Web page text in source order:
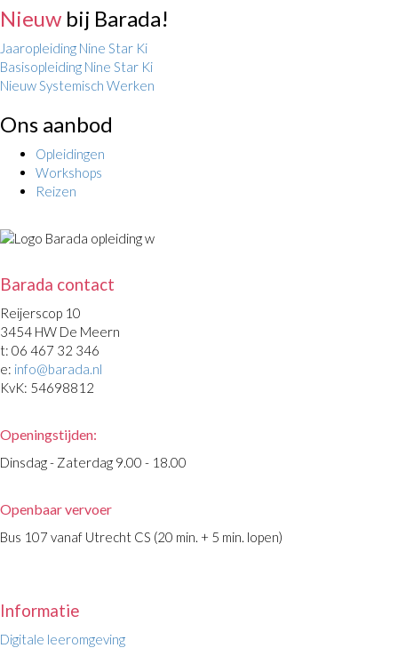
Nieuw bij Barada!
Jaaropleiding Nine Star Ki
Basisopleiding Nine Star Ki
Nieuw Systemisch Werken
Ons aanbod
Opleidingen
Workshops
Reizen
Barada contact
Reijerscop 10
3454 HW De Meern
t: 06 467 32 346
e: info@barada.nl
KvK: 54698812
Openingstijden:
Dinsdag - Zaterdag 9.00 - 18.00
Openbaar vervoer
Bus 107 vanaf Utrecht CS (20 min. + 5 min. lopen)
Informatie
Digitale leeromgeving